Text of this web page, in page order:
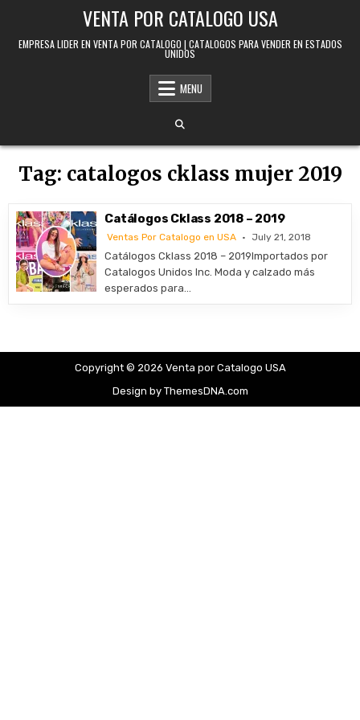
VENTA POR CATALOGO USA
EMPRESA LIDER EN VENTA POR CATALOGO | CATALOGOS PARA VENDER EN ESTADOS
UNIDOS
MENU
Tag: catalogos cklass mujer 2019
Catálogos Cklass 2018 – 2019
Ventas Por Catalogo en USA July 21, 2018
Catálogos Cklass 2018 – 2019Importados por
Catalogos Unidos Inc. Moda y calzado más
esperados para…
Copyright © 2026 Venta por Catalogo USA
Design by ThemesDNA.com